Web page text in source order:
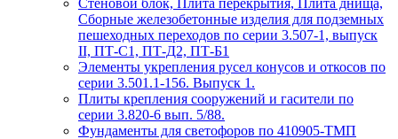
Стеновой блок, Плита перекрытия, Плита днища,
Сборные железобетонные изделия для подземных
пешеходных переходов по серии 3.507-1, выпуск
II, ПТ-С1, ПТ-Д2, ПТ-Б1
Элементы укрепления русел конусов и откосов по
серии 3.501.1-156. Выпуск 1.
Плиты крепления сооружений и гасители по
серии 3.820-6 вып. 5/88.
Фундаменты для светофоров по 410905-ТМП